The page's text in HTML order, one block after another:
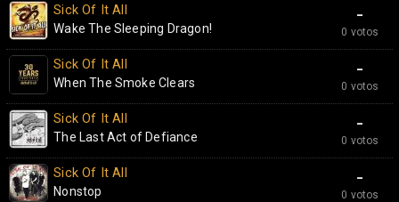
-
0 votos
Sick Of It All
Wake The Sleeping Dragon!
-
0 votos
Sick Of It All
When The Smoke Clears
-
0 votos
Sick Of It All
The Last Act of Defiance
-
0 votos
Sick Of It All
Nonstop